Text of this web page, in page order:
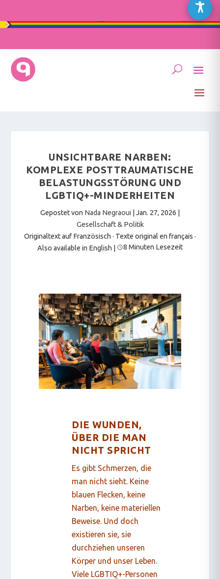
UNSICHTBARE NARBEN:
KOMPLEXE POSTTRAUMATISCHE
BELASTUNGSSTÖRUNG UND
LGBTIQ+-MINDERHEITEN
Gepostet von Nada Negraoui Jan. 27, 2026
Gesellschaft & Politik
Originaltext auf Französisch · Texte original en français ·
Also available in English
8 Minuten Lesezeit
DIE WUNDEN,
ÜBER DIE MAN
NICHT SPRICHT
Es gibt Schmerzen, die
man nicht sieht. Keine
blauen Flecken, keine
Narben, keine materiellen
Beweise. Und doch
existieren sie, sie
durchziehen unseren
Körper und unser Leben.
Viele LGBTIQ+-Personen